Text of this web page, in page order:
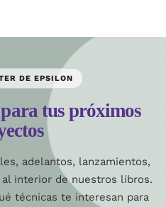
DE EPSILON
tus próximos
adelantos, lanzamientos,
interior de nuestros libros.
técnicas te interesan para